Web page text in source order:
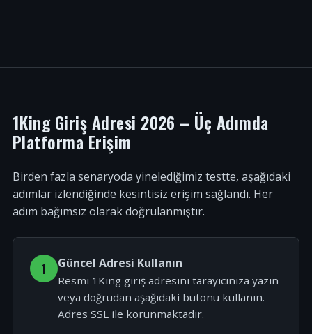
1King Giriş Adresi 2026 – Üç Adımda
Platforma Erişim
Birden fazla senaryoda yinelediğimiz testte, aşağıdaki
adımlar izlendiğinde kesintisiz erişim sağlandı. Her
adım bağımsız olarak doğrulanmıştır.
1 Güncel Adresi Kullanın
Resmi 1King giriş adresini tarayıcınıza yazın
veya doğrudan aşağıdaki butonu kullanın.
Adres SSL ile korunmaktadır.